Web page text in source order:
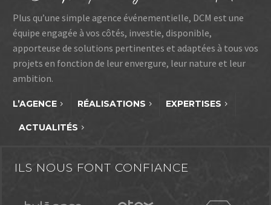
Plus qu’une simple agence événementielle, DCM est une
équipe engagée à vos côtés, investie, disponible,
apporteuse de solutions pertinentes et adaptées à tous vos
projets en fonction de leur envergure, leur nature et leur
ambition.
L’AGENCE RÉALISATIONS EXPERTISES
ACTUALITÉS
ILS NOUS FONT CONFIANCE